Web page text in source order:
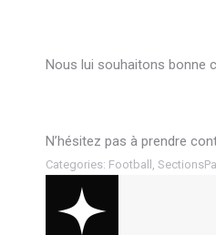
Nous lui souhaitons bonne
N’hésitez pas à prendre
Categories: Football , Sections